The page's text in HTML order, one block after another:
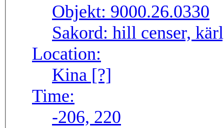
Objekt: 9000.26.0330
Sakord: hill censer,
Location:
Kina [?]
Time:
-206, 220